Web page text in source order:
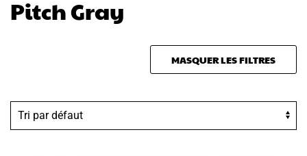
Pitch Gray
MASQUER LES FILTRES